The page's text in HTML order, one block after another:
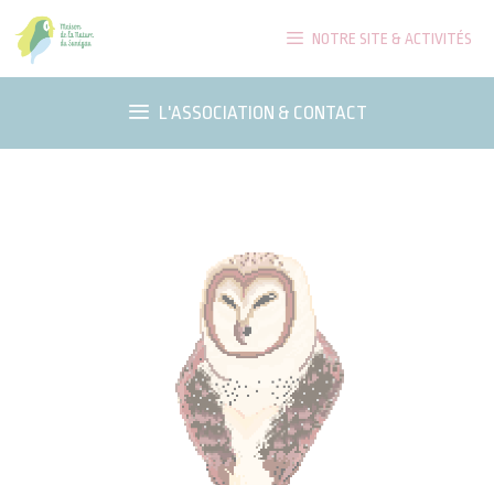
Aller
au
contenu
NOTRE SITE & ACTIVITÉS
L'ASSOCIATION & CONTACT